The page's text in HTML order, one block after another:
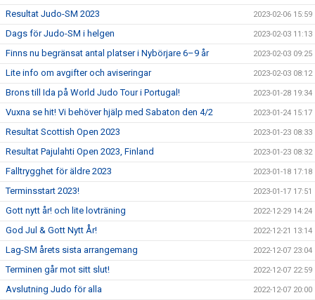
Resultat Judo-SM 2023 2023-02-06 15:59
Dags för Judo-SM i helgen 2023-02-03 11:13
Finns nu begränsat antal platser i Nybörjare 6–9 år 2023-02-03 09:25
Lite info om avgifter och aviseringar 2023-02-03 08:12
Brons till Ida på World Judo Tour i Portugal! 2023-01-28 19:34
Vuxna se hit! Vi behöver hjälp med Sabaton den 4/2 2023-01-24 15:17
Resultat Scottish Open 2023 2023-01-23 08:33
Resultat Pajulahti Open 2023, Finland 2023-01-23 08:32
Falltrygghet för äldre 2023 2023-01-18 17:18
Terminsstart 2023! 2023-01-17 17:51
Gott nytt år! och lite lovträning 2022-12-29 14:24
God Jul & Gott Nytt År! 2022-12-21 13:14
Lag-SM årets sista arrangemang 2022-12-07 23:04
Terminen går mot sitt slut! 2022-12-07 22:59
Avslutning Judo för alla 2022-12-07 20:00